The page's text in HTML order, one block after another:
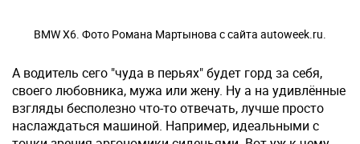
BMW X6. Фото Романа Мартынова с сайта autoweek.ru.
А водитель сего "чуда в перьях" будет горд за себя,
своего любовника, мужа или жену. Ну а на удивлённые
взгляды бесполезно что-то отвечать, лучше просто
наслаждаться машиной. Например, идеальными с